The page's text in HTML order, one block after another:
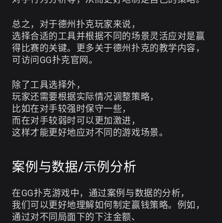
总之，对于德州扑克玩家来说，
选择合适的工具并根据不同的场景灵活应对是赢
得比赛的关键。更多关于德州扑克的教学内容，
可访问 GG扑克官网。
除了工具选择外，
玩家还需要根据实际情况调整策略，
比如在对手较强时保守一些，
而在对手较弱时可以更加激进，
这样才能更好地应对不同的游戏场景。
案例与数据/示例分析
在GG扑克游戏中，通过案例与数据的分析，
我们可以更好地理解如何制定赢钱策略。例如，
通过对不同局面下的下注金额、